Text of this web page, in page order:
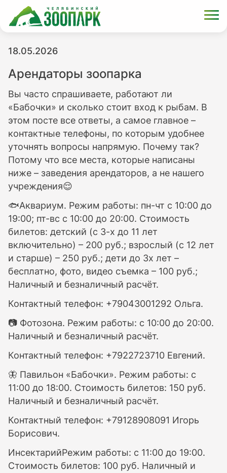
18.05.2026
Арендаторы зоопарка
Вы часто спрашиваете, работают ли
«Бабочки» и сколько стоит вход к рыбам. В
этом посте все ответы, а самое главное –
контактные телефоны, по которым удобнее
уточнять вопросы напрямую. Почему так?
Потому что все места, которые написаны
ниже – заведения арендаторов, а не нашего
учреждения😌
🐟Аквариум. Режим работы: пн-чт с 10:00 до
19:00; пт-вс с 10:00 до 20:00. Стоимость
билетов: детский (с 3-х до 11 лет
включительно) – 200 руб.; взрослый (с 12 лет
и старше) – 250 руб.; дети до 3х лет –
бесплатно, фото, видео съемка – 100 руб.;
Наличный и безналичный расчёт.
Контактный телефон: +79043001292 Ольга.
📷 Фотозона. Режим работы: с 10:00 до 20:00.
Наличный и безналичный расчёт.
Контактный телефон: +7922723710 Евгений.
🦋 Павильон «Бабочки». Режим работы: с
11:00 до 18:00. Стоимость билетов: 150 руб.
Наличный и безналичный расчёт.
Контактный телефон: +79128908091 Игорь
Борисович.
ИнсектарийРежим работы: с 11:00 до 19:00.
Стоимость билетов: 100 руб. Наличный и